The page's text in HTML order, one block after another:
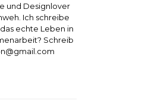
und Designlover
Ich schreibe
echte Leben in
Schreib